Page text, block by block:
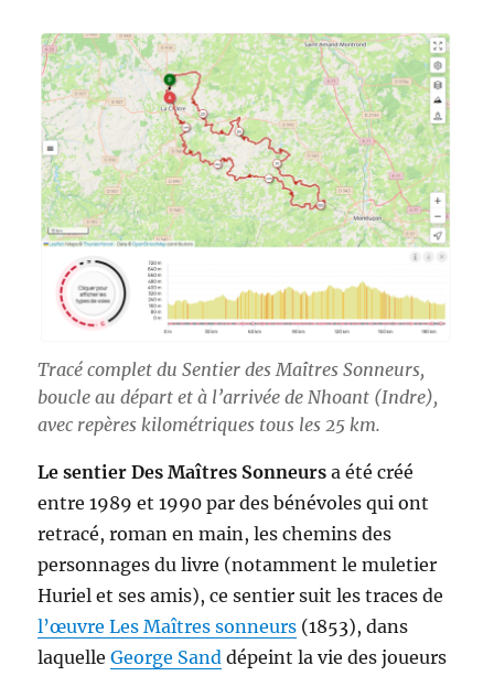
Tracé complet du Sentier des Maîtres Sonneurs,
boucle au départ et à l’arrivée de Nhoant (Indre),
avec repères kilométriques tous les 25 km.
Le sentier Des Maîtres Sonneurs a été créé
entre 1989 et 1990 par des bénévoles qui ont
retracé, roman en main, les chemins des
personnages du livre (notamment le muletier
Huriel et ses amis), ce sentier suit les traces de
l’œuvre Les Maîtres sonneurs (1853), dans
laquelleGeorge Sand dépeint la vie des joueurs